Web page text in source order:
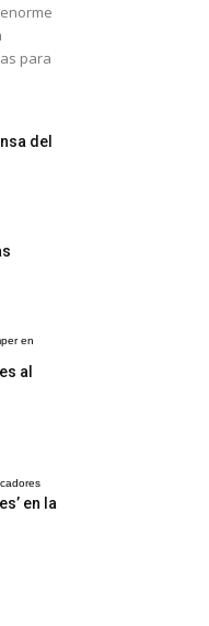
para
del
en
al
en la